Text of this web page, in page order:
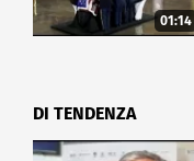
01:14
DI TENDENZA